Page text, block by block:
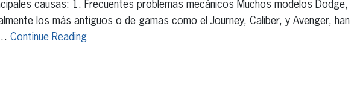
causas: 1. Frecuentes problemas mecánicos Muchos modelos Dodge,
los más antiguos o de gamas como el Journey, Caliber, y Avenger, han
Continue Reading